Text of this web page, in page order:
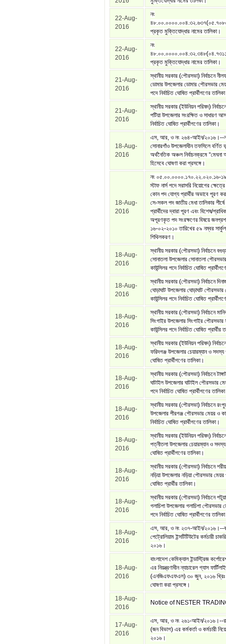
22-Aug-
2016
নং
প্রকৃত মুক্তিযোদ্ধার নামের তালিকা।
22-Aug-
2016
নং
প্রকৃত মুক্তিযোদ্ধার নামের তালিকা।
21-Aug-
2016
স্থানীয় সরকার (পৌরসভা) নির্বাচনে
ডোমার উপজেলার ডোমার পৌরসভার
পদে নির্বাচিত ঘোষিত প্রার্থীগণের
21-Aug-
2016
স্থানীয় সরকার (ইউনিয়ন পরিষদ)
পটিয়া উপজেলার সংরক্ষিত ও সাধারণ
নির্বাচিত ঘোষিত প্রার্থীগণের তালিকা।
18-Aug-
2016
এস, আর, ও নং ২৬৪-আইন/২০১৬।--
সোনারগাঁও উপজেলাধীন তফসিলে বর্ণিত
অর্থনৈতিক অঞ্চল নির্বাচনক্রমে “মেঘনা
হিসেবে ঘোষণা করা প্রসঙ্গে।
18-Aug-
2016
নং ০৫.০০.০০০০.১৭০.২২.০২০.১৬-
স্টাফ নার্স পদে সরাসরি নিয়োগের
কোন পদ যোগ্য প্রার্থীর অভাবে পূরণ
সে-সকল পদ জাতীয় মেধা তালিকার
প্রার্থীদের দ্বারা পূরণ এবং বিশেষ/
অপূরণকৃত পদ সংরক্ষণের বিষয়ে
১৬-০২-২০১০ তারিখের ৫৯ নম্বর
শিথিলকরণ।
18-Aug-
2016
স্থানীয় সরকার (পৌরসভা) নির্বাচনে
সোনাতলা উপজেলার সোনাতলা
কাউন্সিলর পদে নির্বাচিত ঘোষিত
18-Aug-
2016
স্থানীয় সরকার (পৌরসভা) নির্বাচনে
ঘোড়াঘাট উপজেলার ঘোড়াঘাট পৌরসভার
কাউন্সিলর পদে নির্বাচিত ঘোষিত
18-Aug-
2016
স্থানীয় সরকার (পৌরসভা) নির্বাচনে
সিংগাইর উপজেলার সিংগাইর পৌরসভার
কাউন্সিলর পদে নির্বাচিত ঘোষিত প্রার্থীর
18-Aug-
2016
স্থানীয় সরকার (ইউনিয়ন পরিষদ)
ফরিদগঞ্জ উপজেলার চেয়ারম্যান ও সদস্য
ঘোষিত প্রার্থীগণের তালিকা।
18-Aug-
2016
স্থানীয় সরকার (পৌরসভা) নির্বাচনে
ঘাটাইল উপজেলার ঘাটাইল পৌরসভার
পদে নির্বাচিত ঘোষিত প্রার্থীগণের
18-Aug-
2016
স্থানীয় সরকার (পৌরসভা) নির্বাচনে
উপজেলার পীরগঞ্জ পৌরসভার মেয়র ও
নির্বাচিত ঘোষিত প্রার্থীগণের তালিকা।
18-Aug-
2016
স্থানীয় সরকার (ইউনিয়ন পরিষদ)
পত্নীতলা উপজেলার চেয়ারম্যান ও সদস্য
ঘোষিত প্রার্থীগণের তালিকা।
18-Aug-
2016
স্থানীয় সরকার (পৌরসভা) নির্বাচনে
নড়িয়া উপজেলার নড়িয়া পৌরসভার মেয়র
ঘোষিত প্রার্থীর তালিকা।
18-Aug-
2016
স্থানীয় সরকার (পৌরসভা) নির্বাচনে
গলাচিপা উপজেলার গলাচিপা পৌরসভার
পদে নির্বাচিত ঘোষিত প্রার্থীগণের
18-Aug-
2016
এস, আর, ও নং ২৩৭-আইন/২০১৬।--
পেট্রোলিয়াম ইন্সটিটিউটের কর্মচারী
২০১৬।
18-Aug-
2016
বাংলাদেশ কেমিক্যাল ইন্ডাস্ট্রিজ
এর নিয়ন্ত্রণাধীন ন্যাচারেল গ্যাস
(এনজিএফএফএল) ৩০ জুন, ২০১৬ খ্রিঃ
ঘোষণা করা প্রসঙ্গে।
18-Aug-
2016
Notice of NESTER
17-Aug-
2016
এস, আর, ও নং ২৬১-আইন/২০১৬।--
(জন বিভাগ) এর কর্মকর্তা ও কর্মচারী
২০১৬।